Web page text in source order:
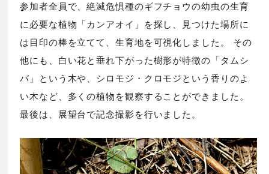
参加者全員で、絶滅危惧種のギフチョウの幼虫の生育
に必要な植物「カンアオイ」を探し、見つけた場所に
は目印の棒を立てて、生育地を可視化しました。 その
他にも、白い花と垂れ下がった樹形が特徴の「タムシ
バ」という木や、シロモジ・クロモジという香りのよ
い木など、多くの植物を観察することができました。
最後は、展望台で記念撮影を行いました。